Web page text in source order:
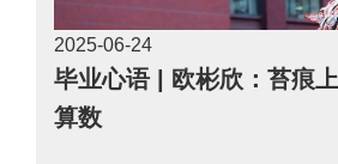
24
2025-06
毕业心语 | 欧彬欣：苔痕
算数